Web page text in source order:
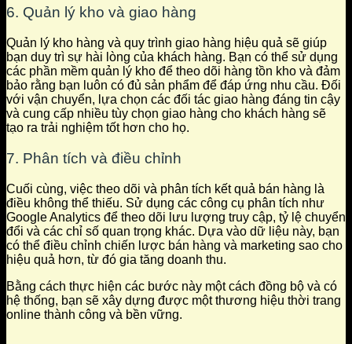
6. Quản lý kho và giao hàng
Quản lý kho hàng và quy trình giao hàng hiệu quả sẽ giúp
bạn duy trì sự hài lòng của khách hàng. Bạn có thể sử dụng
các phần mềm quản lý kho để theo dõi hàng tồn kho và đảm
bảo rằng bạn luôn có đủ sản phẩm để đáp ứng nhu cầu. Đối
với vận chuyển, lựa chọn các đối tác giao hàng đáng tin cậy
và cung cấp nhiều tùy chọn giao hàng cho khách hàng sẽ
tạo ra trải nghiệm tốt hơn cho họ.
7. Phân tích và điều chỉnh
Cuối cùng, việc theo dõi và phân tích kết quả bán hàng là
điều không thể thiếu. Sử dụng các công cụ phân tích như
Google Analytics để theo dõi lưu lượng truy cập, tỷ lệ chuyển
đổi và các chỉ số quan trọng khác. Dựa vào dữ liệu này, bạn
có thể điều chỉnh chiến lược bán hàng và marketing sao cho
hiệu quả hơn, từ đó gia tăng doanh thu.
Bằng cách thực hiện các bước này một cách đồng bộ và có
hệ thống, bạn sẽ xây dựng được một thương hiệu thời trang
online thành công và bền vững.